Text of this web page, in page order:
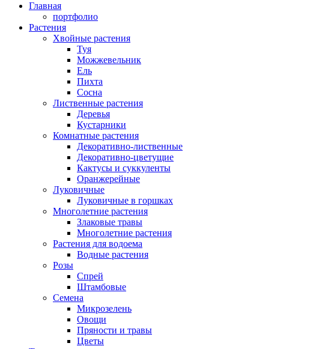
Главная
портфолио
Растения
Хвойные растения
Туя
Можжевельник
Ель
Пихта
Сосна
Лиственные растения
Деревья
Кустарники
Комнатные растения
Декоративно-лиственные
Декоративно-цветущие
Кактусы и суккуленты
Оранжерейные
Луковичные
Луковичные в горшках
Многолетние растения
Злаковые травы
Многолетние растения
Растения для водоема
Водные растения
Розы
Спрей
Штамбовые
Семена
Микрозелень
Овощи
Пряности и травы
Цветы